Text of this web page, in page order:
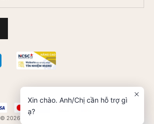
© 2026 - L&M Luxury Timepieces
Xin chào. Anh/Chị cần hỗ trợ gì
ạ?